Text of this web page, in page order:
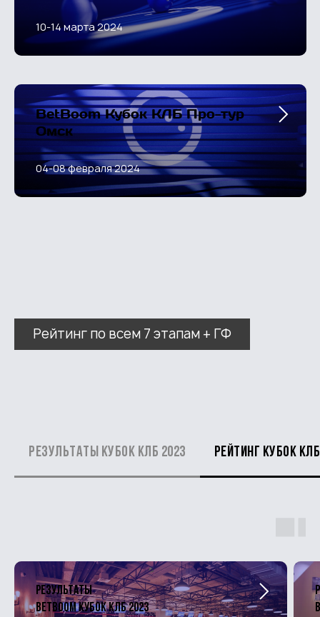
10-14 марта 2024
BetBoom Кубок КЛБ Про-тур
Омск
04-08 февраля 2024
Рейтинг по всем 7 этапам + ГФ
Результаты Кубок КЛБ 2023 Рейтинг Кубок
Результаты
BetBoom Кубок КЛБ 2023